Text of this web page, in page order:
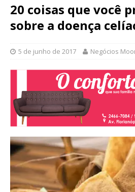
20 coisas que você
sobre a doença
5 de junho de 2017 Negócios